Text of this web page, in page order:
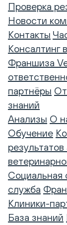
Проверка
Новости
Контакты
Консалтинг
Франшиза
партнёры
знаний
Анализы О
Обучение
Социальная
служба
Клиники-
База знаний